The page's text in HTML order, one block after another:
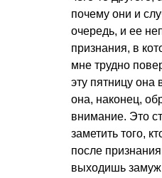
почему они и
очередь, и ее
признания, в
мне трудно
эту пятницу она
она, наконец,
внимание. Это
заметить того,
после
выходишь замуж